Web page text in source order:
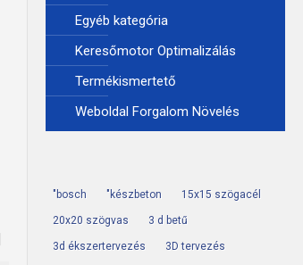
Egyéb kategória
Keresőmotor Optimalizálás
Termékismertető
Weboldal Forgalom Növelés
"bosch "készbeton 15x15 szögacél
20x20 szögvas 3 d betű
3d ékszertervezés 3D tervezés